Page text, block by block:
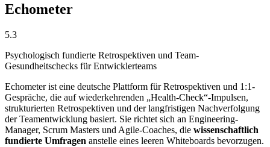
Echometer
5.3
Psychologisch fundierte Retrospektiven und Team-
Gesundheitschecks für Entwicklerteams
Echometer ist eine deutsche Plattform für Retrospektiven und 1:1-
Gespräche, die auf wiederkehrenden „Health-Check“-Impulsen,
strukturierten Retrospektiven und der langfristigen Nachverfolgung
der Teamentwicklung basiert. Sie richtet sich an Engineering-
Manager, Scrum Masters und Agile-Coaches, die wissenschaftlich
fundierte Umfragen anstelle eines leeren Whiteboards bevorzugen.